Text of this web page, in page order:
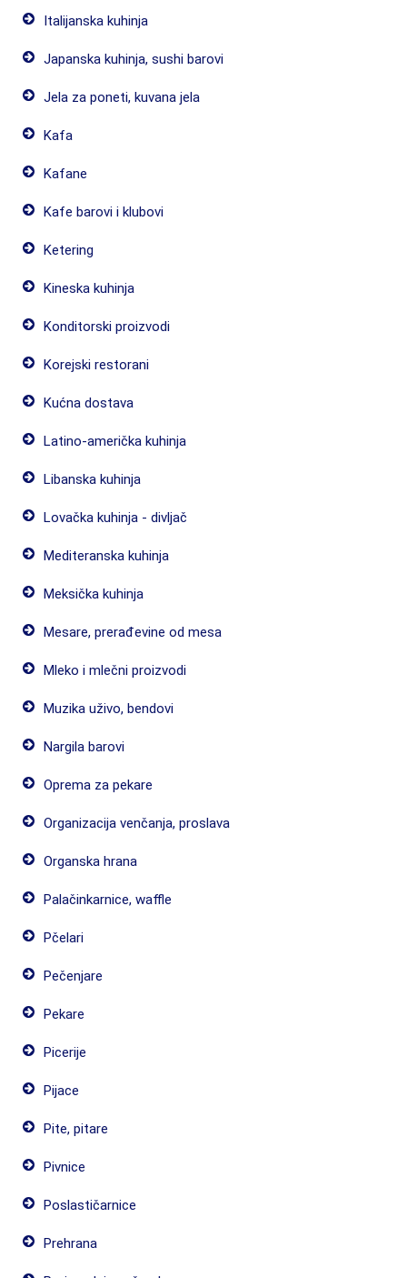
Italijanska kuhinja
Japanska kuhinja, sushi barovi
Jela za poneti, kuvana jela
Kafa
Kafane
Kafe barovi i klubovi
Ketering
Kineska kuhinja
Konditorski proizvodi
Korejski restorani
Kućna dostava
Latino-američka kuhinja
Libanska kuhinja
Lovačka kuhinja - divljač
Mediteranska kuhinja
Meksička kuhinja
Mesare, prerađevine od mesa
Mleko i mlečni proizvodi
Muzika uživo, bendovi
Nargila barovi
Oprema za pekare
Organizacija venčanja, proslava
Organska hrana
Palačinkarnice, waffle
Pčelari
Pečenjare
Pekare
Picerije
Pijace
Pite, pitare
Pivnice
Poslastičarnice
Prehrana